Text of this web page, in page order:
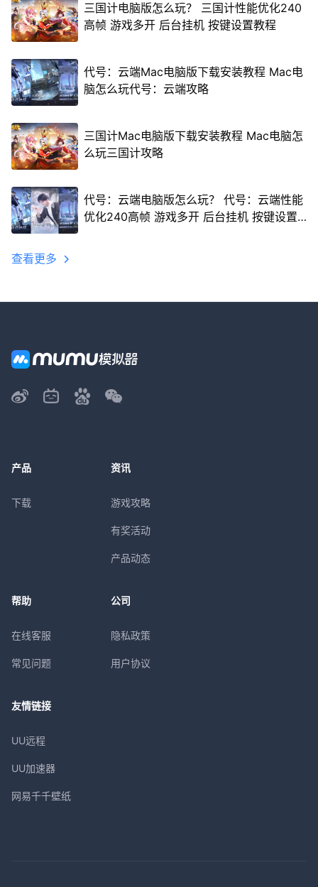
三国计电脑版怎么玩？ 三国计性能优化240
高帧 游戏多开 后台挂机 按键设置教程
代号：云端Mac电脑版下载安装教程 Mac电
脑怎么玩代号：云端攻略
三国计Mac电脑版下载安装教程 Mac电脑怎
么玩三国计攻略
代号：云端电脑版怎么玩？ 代号：云端性能
优化240高帧 游戏多开 后台挂机 按键设置
查看更多
产品
下载
资讯
游戏攻略
有奖活动
产品动态
帮助
在线客服
常见问题
公司
隐私政策
用户协议
友情链接
UU远程
UU加速器
网易千千壁纸